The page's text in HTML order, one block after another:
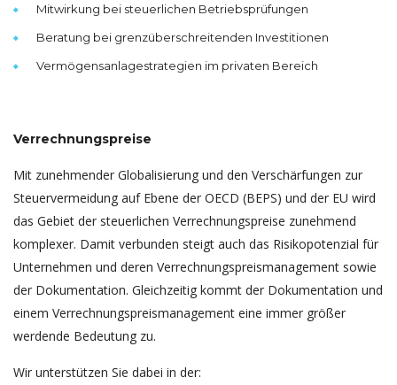
Mitwirkung bei steuerlichen Betriebsprüfungen
Beratung bei grenzüberschreitenden Investitionen
Vermögensanlagestrategien im privaten Bereich
Verrechnungspreise
Mit zunehmender Globalisierung und den Verschärfungen zur
Steuervermeidung auf Ebene der OECD (BEPS) und der EU wird
das Gebiet der steuerlichen Verrechnungspreise zunehmend
komplexer. Damit verbunden steigt auch das Risikopotenzial für
Unternehmen und deren Verrechnungspreismanagement sowie
der Dokumentation. Gleichzeitig kommt der Dokumentation und
einem Verrechnungspreismanagement eine immer größer
werdende Bedeutung zu.
Wir unterstützen Sie dabei in der: